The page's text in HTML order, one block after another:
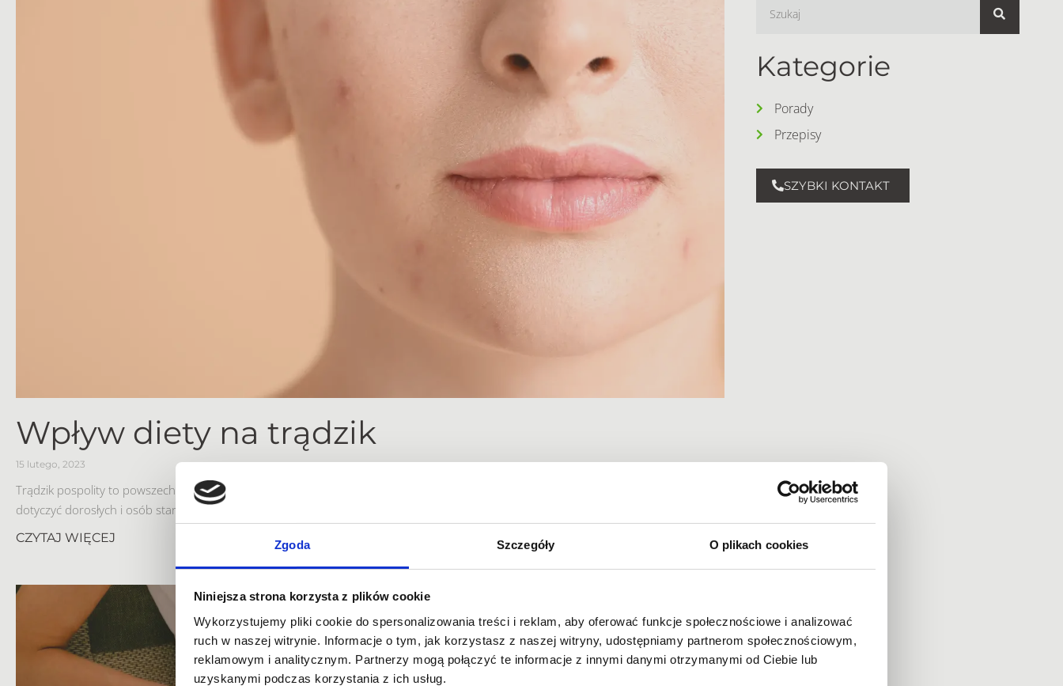
Zgoda Szczegóły O plikach cookies
Niniejsza strona korzysta z plików cookie
Wykorzystujemy pliki cookie do spersonalizowania treści i reklam, aby oferować funkcje społecznościowe i analizować
ruch w naszej witrynie. Informacje o tym, jak korzystasz z naszej witryny, udostępniamy partnerom społecznościowym,
reklamowym i analitycznym. Partnerzy mogą połączyć te informacje z innymi danymi otrzymanymi od Ciebie lub
uzyskanymi podczas korzystania z ich usług.
Wpływ diety na trądzik
15 lutego, 2023
Trądzik pospolity to powszechna choroba skóry, która często występuje u młodzieży w okresie dojrzewania, ale może również
dotyczyć dorosłych i osób starszych. Powstanie trądziku zależy od kilku czynników, w tym nadprodukcji łoju, zaburzeń
CZYTAJ WIĘCEJ
Kategorie
Porady
Przepisy
SZYBKI KONTAKT
×